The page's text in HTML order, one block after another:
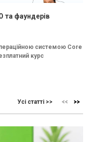
та фаундерів
системою Core
курс
Усі статті >>